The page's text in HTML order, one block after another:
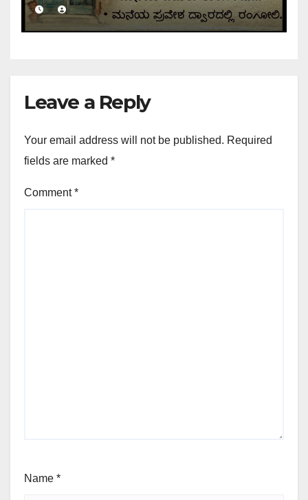
Leave a Reply
Your email address will not be published. Required
fields are marked *
Comment*
Name *